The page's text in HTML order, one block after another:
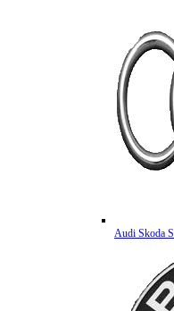
Audi Skoda